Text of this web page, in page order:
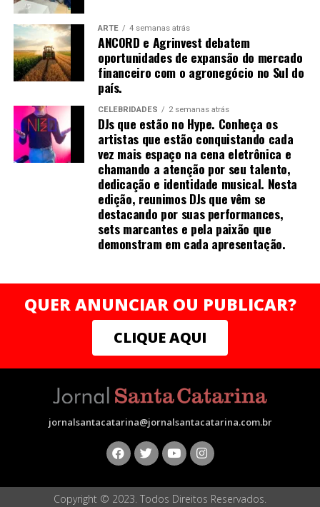
Uma vez que o de-qi é observado, técnicas podem ser
utilizadas para “influenciar” o de-qi: por exemplo,
através de certa manipulação, o de-qi pode,
supostamente, ser transferido do local da agulha para
locais mais distantes do corpo. Outras técnicas
objetivam “tonificar” (chinês: 补; pinyin: bǔ) ou “sedar”
(chinês: 泄; pinyin: xiè) o qi.
As primeiras técnicas são usadas em padrões de
deficiência, as últimas em padrões de excesso de energia.
[61] O de-qi é mais importante na acupuntura chinesa,
enquanto os pacientes ocidentais e japoneses podem
não considerá-lo uma parte necessária do tratamento.
Do-in, uma forma não invasiva de trabalho corporal, usa
pressão física aplicada aos acupontos por meio das
mãos, dos cotovelos ou de outros instrumentos.A
acupuntura é, frequentemente, acompanhada de
moxabustão, a queima de preparações cônicas de moxa
(feitas a partir de várias espécies do gênero Artemisia
secas) sobre ou próximo à pele, frequentemente porém
Tradicionalmente, a acupuntura é usada para tratar
ARTE 4 semanas atrás
ANCORD e Agrinvest debatem
oportunidades de expansão do mercado
financeiro com o agronegócio no Sul do
país.
CELEBRIDADES 2 semanas atrás
DJs que estão no Hype. Conheça os
artistas que estão conquistando cada
vez mais espaço na cena eletrônica e
chamando a atenção por seu talento,
dedicação e identidade musical. Nesta
edição, reunimos DJs que vêm se
destacando por suas performances,
sets marcantes e pela paixão que
demonstram em cada apresentação.
QUER ANUNCIAR OU PUBLICAR?
CLIQUE AQUI
jornalsantacatarina@jornalsantacatarina.com.br
Copyright © 2023. Todos Direitos Reservados.